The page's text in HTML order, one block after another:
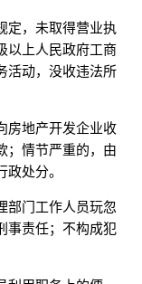
，未取得营业执
以上人民政府工商
活动，没收违法所
房地产开发企业收
；情节严重的，由
处分。
门工作人员玩忽
事责任；不构成犯